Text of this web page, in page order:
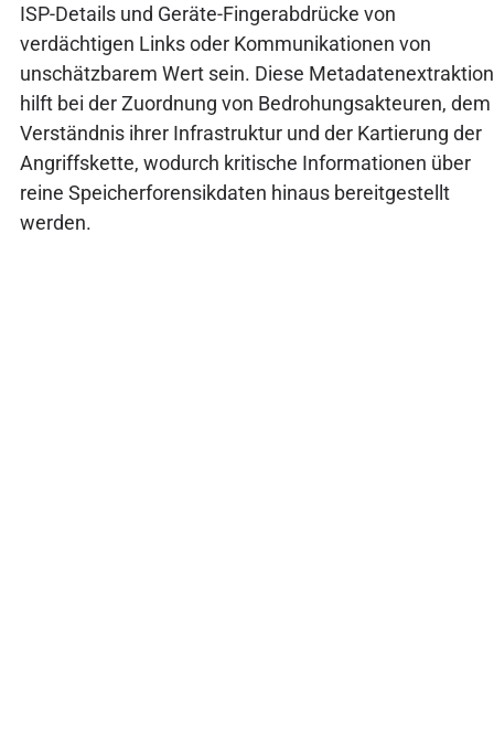
ISP-Details und Geräte-Fingerabdrücke von
verdächtigen Links oder Kommunikationen von
unschätzbarem Wert sein. Diese Metadatenextraktion
hilft bei der Zuordnung von Bedrohungsakteuren, dem
Verständnis ihrer Infrastruktur und der Kartierung der
Angriffskette, wodurch kritische Informationen über
reine Speicherforensikdaten hinaus bereitgestellt
werden.